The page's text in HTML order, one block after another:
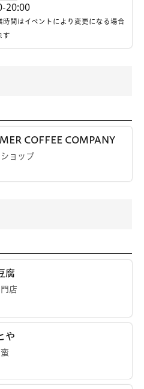
20:00
時間はイベントにより変更になる場合
す
COFFEE COMPANY
ョップ
腐
店
や